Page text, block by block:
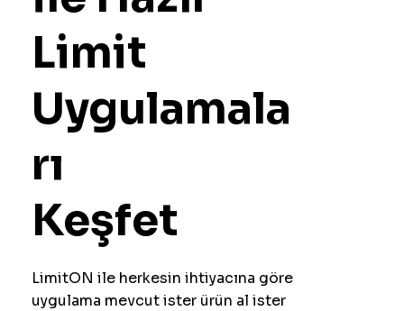
Limit
Uygulamala
rı
Keşfet
LimitON ile herkesin ihtiyacına göre
uygulama mevcut ister ürün al ister